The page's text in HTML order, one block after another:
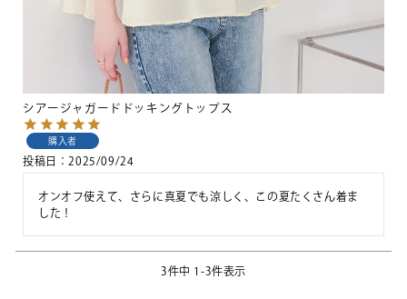
シアージャガードドッキングトップス
購入者
投稿日 2025/09/24
オンオフ使えて、さらに真夏でも涼しく、この夏たくさん着ま
した！
3件中 1 -3件表示